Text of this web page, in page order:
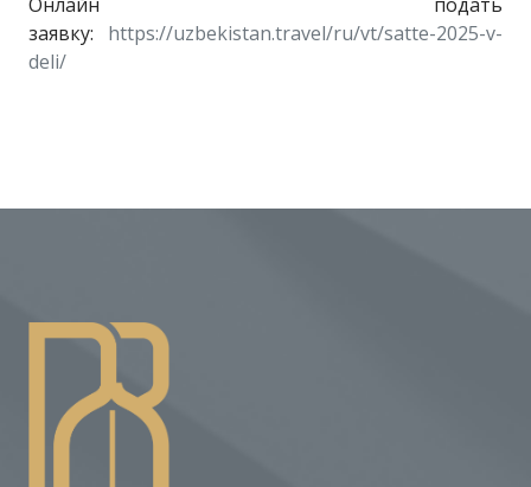
заявку: https://uzbekistan.travel/ru/vt/satte-2025-v-
deli/